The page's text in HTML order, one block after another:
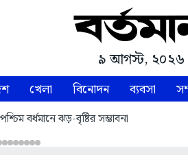
৯ আগস্ট, ২০২৬
খেলা বিনোদন ব্যবসা
বর্ধমানে ঝড়-বৃষ্টির সম্ভাবনা